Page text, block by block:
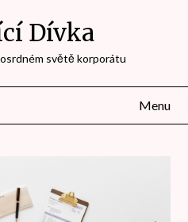
Dívka
světě korporátu
Menu